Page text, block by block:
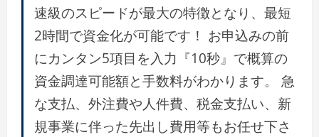
速級のスピードが最大の特徴となり、最短
2時間で資金化が可能です！ お申込みの前
にカンタン5項目を入力『10秒』で概算の
資金調達可能額と手数料がわかります。 急
な支払、外注費や人件費、税金支払い、新
規事業に伴った先出し費用等もお任せ下さ